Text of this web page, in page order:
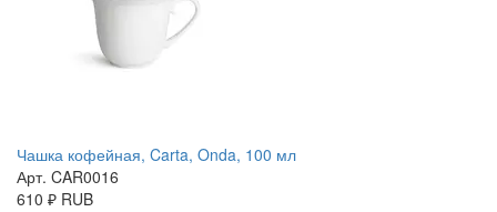
Чашка кофейная, Carta, Onda, 100 мл
Арт. CAR0016
610 ₽ RUB